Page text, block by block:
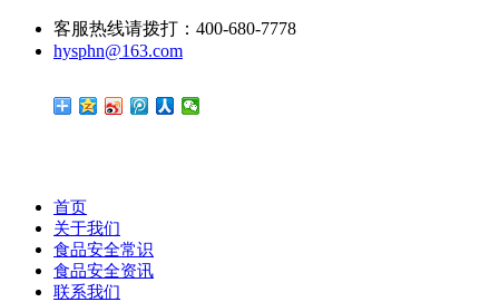
客服热线请拨打：400-680-7778
hysphn@163.com
首页
关于我们
食品安全常识
食品安全资讯
联系我们